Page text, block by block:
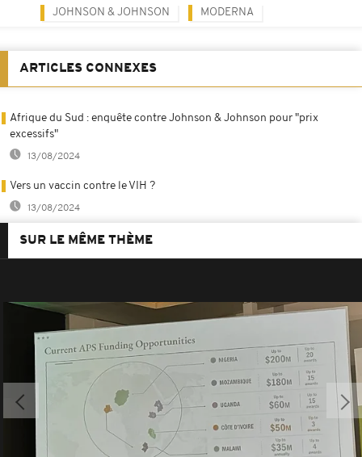
JOHNSON & JOHNSON MODERNA
ARTICLES CONNEXES
Afrique du Sud : enquête contre Johnson & Johnson pour "prix
excessifs"
13/08/2024
Vers un vaccin contre le VIH ?
13/08/2024
SUR LE MÊME THÈME